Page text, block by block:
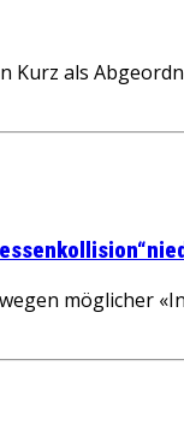
Kurz als
möglicher